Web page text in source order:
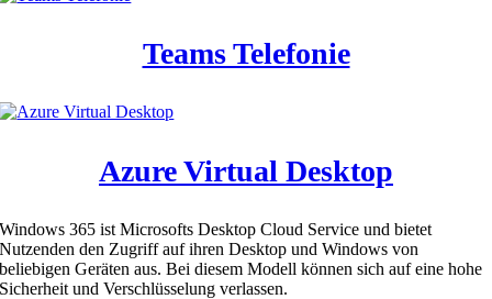
Teams Telefonie
Azure Virtual Desktop
Windows 365 ist Microsofts Desktop Cloud Service und bietet
Nutzenden den Zugriff auf ihren Desktop und Windows von
beliebigen Geräten aus. Bei diesem Modell können sich auf eine hohe
Sicherheit und Verschlüsselung verlassen.